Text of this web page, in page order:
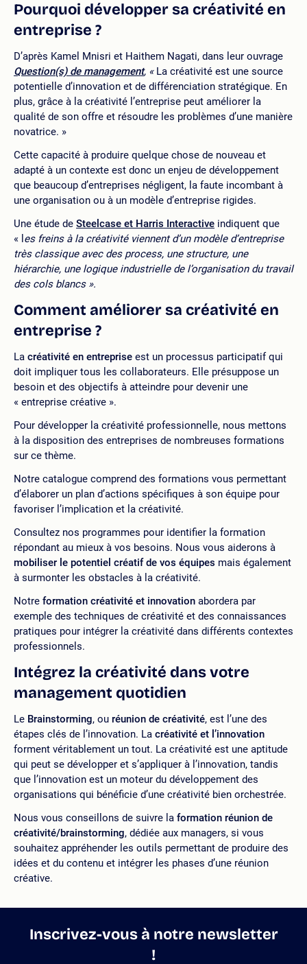
Pourquoi développer sa créativité en
entreprise ?
D’après Kamel Mnisri et Haithem Nagati, dans leur ouvrage
Question(s) de management, « La créativité est une source
potentielle d’innovation et de différenciation stratégique. En
plus, grâce à la créativité l’entreprise peut améliorer la
qualité de son offre et résoudre les problèmes d’une manière
novatrice. »
Cette capacité à produire quelque chose de nouveau et
adapté à un contexte est donc un enjeu de développement
que beaucoup d’entreprises négligent, la faute incombant à
une organisation ou à un modèle d’entreprise rigides.
Une étude de Steelcase et Harris Interactive indiquent que
« l es freins à la créativité viennent d’un modèle d’entreprise
très classique avec des process, une structure, une
hiérarchie, une logique industrielle de l’organisation du travail
des cols blancs ».
Comment améliorer sa créativité en
entreprise ?
La créativité en entreprise est un processus participatif qui
doit impliquer tous les collaborateurs. Elle présuppose un
besoin et des objectifs à atteindre pour devenir une
« entreprise créative ».
Pour développer la créativité professionnelle, nous mettons
à la disposition des entreprises de nombreuses formations
sur ce thème.
Notre catalogue comprend des formations vous permettant
d’élaborer un plan d’actions spécifiques à son équipe pour
favoriser l’implication et la créativité.
Consultez nos programmes pour identifier la formation
répondant au mieux à vos besoins. Nous vous aiderons à
mobiliser le potentiel créatif de vos équipes mais également
à surmonter les obstacles à la créativité.
Notre formation créativité et innovation abordera par
exemple des techniques de créativité et des connaissances
pratiques pour intégrer la créativité dans différents contextes
professionnels.
Intégrez la créativité dans votre
management quotidien
Le Brainstorming, ou réunion de créativité, est l’une des
étapes clés de l’innovation. La créativité et l’innovation
forment véritablement un tout. La créativité est une aptitude
qui peut se développer et s’appliquer à l’innovation, tandis
que l’innovation est un moteur du développement des
organisations qui bénéficie d’une créativité bien orchestrée.
Nous vous conseillons de suivre la formation réunion de
créativité/brainstorming, dédiée aux managers, si vous
souhaitez appréhender les outils permettant de produire des
idées et du contenu et intégrer les phases d’une réunion
créative.
Inscrivez-vous à notre newsletter
!